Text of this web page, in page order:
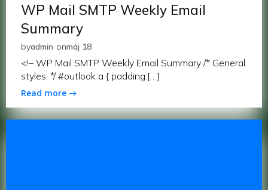
WP Mail SMTP Weekly Email
Summary
byadmin onmáj 18
<!– WP Mail SMTP Weekly Email Summary /* General
styles. */ #outlook a { padding:[…]
Read more